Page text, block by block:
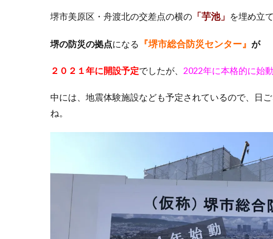
堺市美原区・舟渡北の交差点の横の 「芋池」 を埋め立
堺の防災の拠点になる 『堺市総合防災センター』 が
２０２１年に開設予定でしたが、 2022年に本格的に始動
中には、地震体験施設なども予定されているので、日
ね。